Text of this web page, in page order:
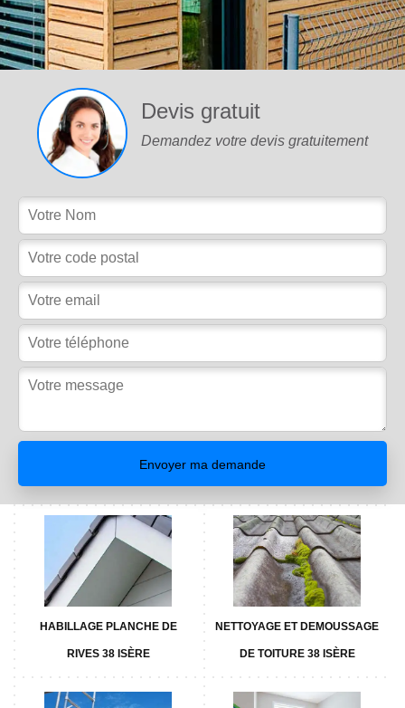
Devis gratuit
Demandez votre devis gratuitement
HABILLAGE PLANCHE DE
RIVES 38 ISÈRE
NETTOYAGE ET DEMOUSSAGE
DE TOITURE 38 ISÈRE